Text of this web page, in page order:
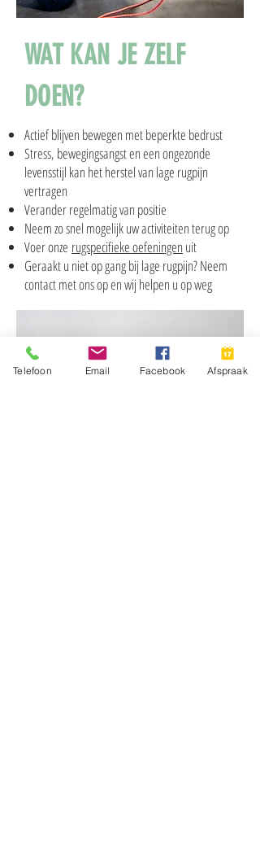
WAT KAN JE ZELF
DOEN?
Actief blijven bewegen met beperkte bedrust
Stress, bewegingsangst en een ongezonde
levensstijl kan het herstel van lage rugpijn
vertragen
Verander regelmatig van positie
Neem zo snel mogelijk uw activiteiten terug op
Voer onze rugspecifieke oefeningen uit
Geraakt u niet op gang bij lage rugpijn? Neem
contact met ons op en wij helpen u op weg
Telefoon Email Facebook Afspraak